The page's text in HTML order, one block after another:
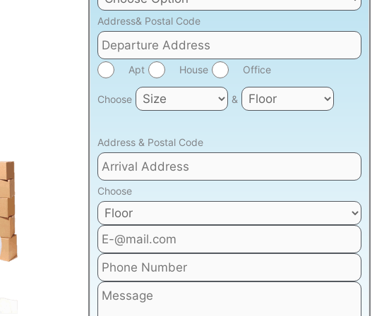
Address& Postal Code
Apt House Office
Choose &
Address & Postal Code
Choose